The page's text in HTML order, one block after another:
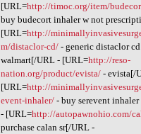
[URL=http://timoc.org/item/
buy budecort inhaler w not
[URL=http://
m/distaclor-cd/- generic distaclor cd
walmart[/URL - [URL=http://reso-
nation.org/product/evista/- evista[/
[URL=http://
event-inhaler/- buy serevent
- [URL=http://autopawnohio.com/
purchase calan sr[/URL -